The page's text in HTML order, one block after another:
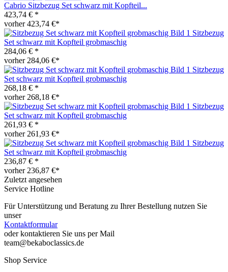
Cabrio Sitzbezug Set schwarz mit Kopfteil...
423,74 € *
vorher 423,74 €*
Sitzbezug
Set schwarz mit Kopfteil grobmaschig
284,06 € *
vorher 284,06 €*
Sitzbezug
Set schwarz mit Kopfteil grobmaschig
268,18 € *
vorher 268,18 €*
Sitzbezug
Set schwarz mit Kopfteil grobmaschig
261,93 € *
vorher 261,93 €*
Sitzbezug
Set schwarz mit Kopfteil grobmaschig
236,87 € *
vorher 236,87 €*
Zuletzt angesehen
Service Hotline
Für Unterstützung und Beratung zu Ihrer Bestellung nutzen Sie
unser
Kontaktformular
oder kontaktieren Sie uns per Mail
team@bekaboclassics.de
Shop Service